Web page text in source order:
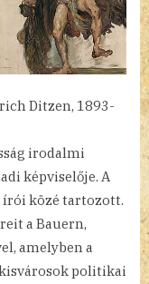
Ditzen, 1893-
irodalmi
képviselője. A
írói közé tartozott.
a Bauern,
amelyben a
politikai